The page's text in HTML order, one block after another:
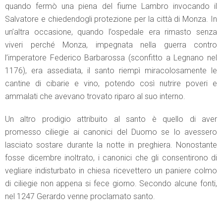
quando fermò una piena del fiume Lambro invocando il
Salvatore e chiedendogli protezione per la città di Monza. In
un’altra occasione, quando l’ospedale era rimasto senza
viveri perché Monza, impegnata nella guerra contro
l’imperatore Federico Barbarossa (sconfitto a Legnano nel
1176), era assediata, il santo riempì miracolosamente le
cantine di cibarie e vino, potendo così nutrire poveri e
ammalati che avevano trovato riparo al suo interno.
Un altro prodigio attribuito al santo è quello di aver
promesso ciliegie ai canonici del Duomo se lo avessero
lasciato sostare durante la notte in preghiera. Nonostante
fosse dicembre inoltrato, i canonici che gli consentirono di
vegliare indisturbato in chiesa ricevettero un paniere colmo
di ciliegie non appena si fece giorno. Secondo alcune fonti,
nel 1247 Gerardo venne proclamato santo.